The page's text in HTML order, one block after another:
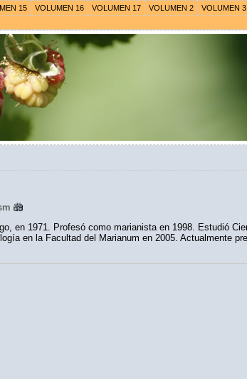
15 VOLUMEN 16 VOLUMEN 17 VOLUMEN 2 VOLUMEN 3
en 1971. Profesó como marianista en 1998. Estudió
en la Facultad del Marianum en 2005. Actualmente